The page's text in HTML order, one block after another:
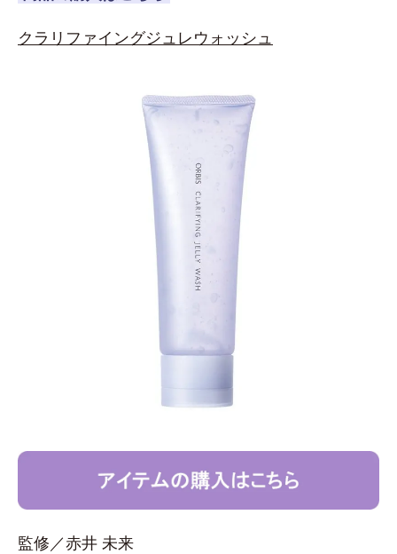
クラリファイングジュレウォッシュ
監修／赤井 未来